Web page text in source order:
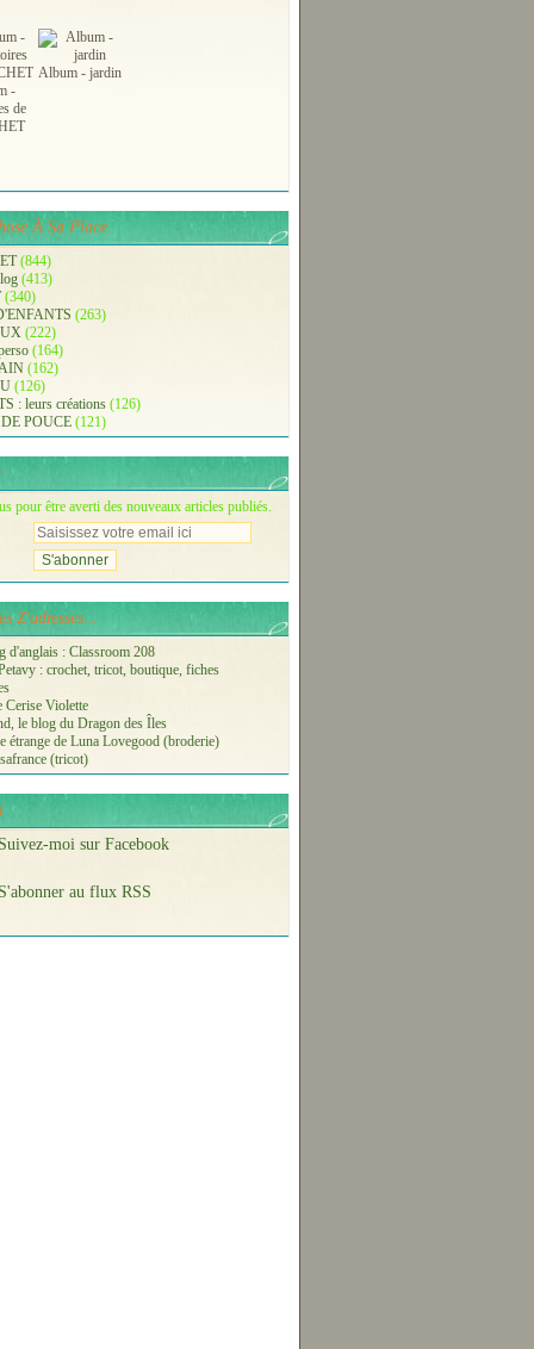
-
de
Album - jardin
À Sa Place.
(844)
(413)
(340)
(263)
(222)
(164)
(162)
(126)
: leurs créations (126)
POUCE (121)
pour être averti des nouveaux articles publiés.
Z'adresses...
d'anglais : Classroom 208
: crochet, tricot, boutique, fiches
Cerise Violette
le blog du Dragon des Îles
étrange de Luna Lovegood (broderie)
(tricot)
Suivez-moi sur Facebook
S'abonner au flux RSS